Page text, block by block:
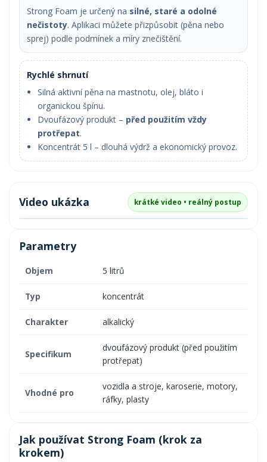
Strong Foam je určený na silné, staré a odolné
nečistoty. Aplikaci můžete přizpůsobit (pěna nebo
sprej) podle podmínek a míry znečištění.
Rychlé shrnutí
Silná aktivní pěna na mastnotu, olej, bláto i
organickou špínu.
Dvoufázový produkt – před použitím vždy
protřepat.
Koncentrát 5 l – dlouhá výdrž a ekonomický provoz.
Video ukázka krátké video • reálný postup
Parametry
Objem 5 litrů
Typ koncentrát
Charakter alkalický
Specifikum
dvoufázový produkt (před použitím
protřepat)
Vhodné pro
vozidla a stroje, karoserie, motory,
ráfky, plasty
Jak používat Strong Foam (krok za
krokem)